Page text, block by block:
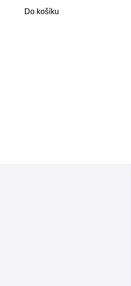
Do košíku